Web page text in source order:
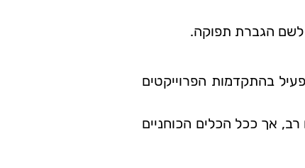
לשם הגברת תפוקה.
בהתקדמות הפרוייקטים
רב, אך ככל הכלים הכוחניים